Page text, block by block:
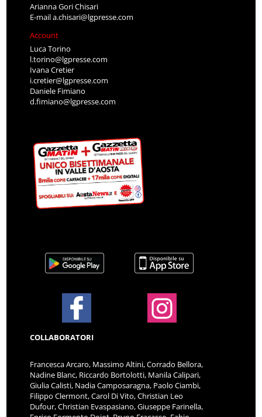
Arianna Gori Chisari
E-maila.chisari@lgpresse.com
Account
Luca Torino
l.torino@lgpresse.com
Ivana Cretier
i.cretier@lgpresse.com
Daniele Fimiano
d.fimiano@lgpresse.com
COLLABORATORI
Francesca Arcaro, Massimo Altini, Corrado Bellora,
Nadine Blanc, Riccardo Bortolotti, Manila Calipari,
Giulia Calisti, Nadia Camposaragna, Paolo Ciambi,
Filippo Clermont, Carol Di Vito, Christian Leo
Dufour, Christian Evaspasiano, Giuseppe Farinella,